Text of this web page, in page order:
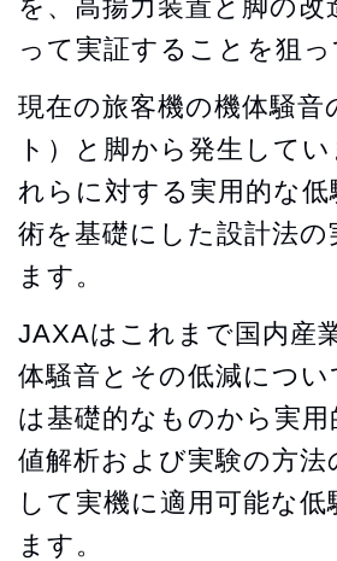
を、高揚力装置と脚の
って実証することを狙っ
現在の旅客機の機体騒
ト）と脚から発生して
れらに対する実用的な
術を基礎にした設計法
ます。
JAXAはこれまで国内産
体騒音とその低減につ
は基礎的なものから実
値解析および実験の方
して実機に適用可能な
ます。